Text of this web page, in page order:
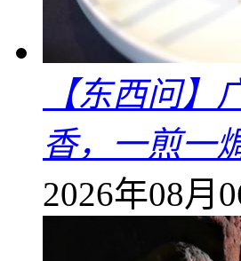
【东西问
香，一煎一
2026年08月